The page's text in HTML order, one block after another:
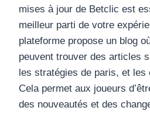
mises à jour de Betclic est
meilleur parti de votre
plateforme propose un blog
peuvent trouver des articles
les stratégies de paris, et les
Cela permet aux joueurs
des nouveautés et des